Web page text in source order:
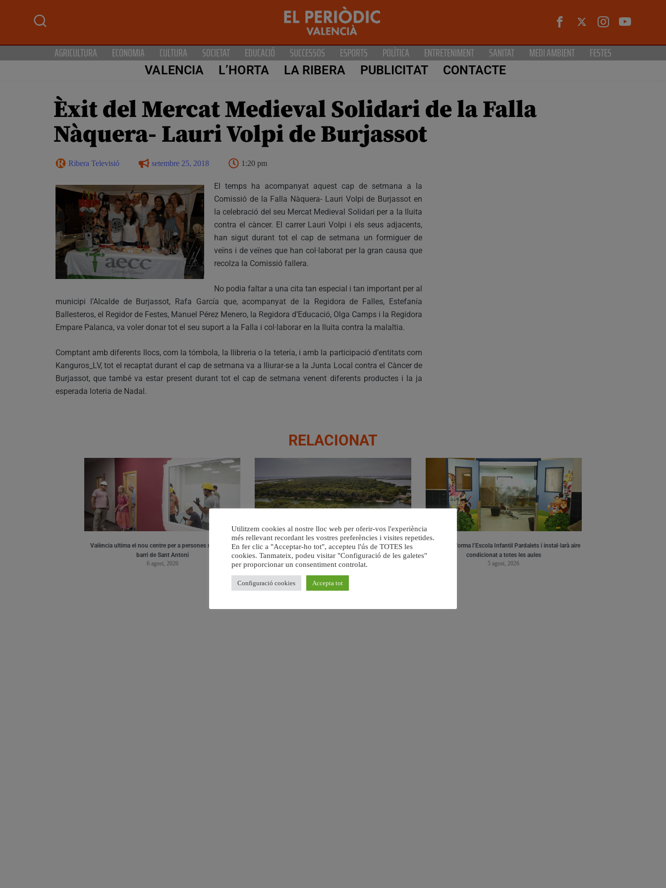
AGRICULTURA ECONOMIA CULTURA SOCIETAT EDUCACIÓ SUCCESSOS ESPORTS POLÍTICA ENTRETENIMENT SANITAT MEDI AMBIENT FESTES
VALENCIA L’HORTA LA RIBERA PUBLICITAT CONTACTE
Èxit del Mercat Medieval Solidari de la Falla
Nàquera- Lauri Volpi de Burjassot
Ribera Televisió setembre 25, 2018 1:20 pm
El temps ha acompanyat aquest cap de setmana a la
Comissió de la Falla Nàquera- Lauri Volpi de Burjassot en
la celebració del seu Mercat Medieval Solidari per a la lluita
contra el càncer. El carrer Lauri Volpi i els seus adjacents,
han sigut durant tot el cap de setmana un formiguer de
veïns i de veïnes que han col·laborat per la gran causa que
recolza la Comissió fallera.
No podia faltar a una cita tan especial i tan important per al
municipi l’Alcalde de Burjassot, Rafa García que, acompanyat de la Regidora de Falles, Estefanía
Ballesteros, el Regidor de Festes, Manuel Pérez Menero, la Regidora d’Educació, Olga Camps i la Regidora
Empare Palanca, va voler donar tot el seu suport a la Falla i col·laborar en la lluita contra la malaltia.
Comptant amb diferents llocs, com la tómbola, la llibreria o la tetería, i amb la participació d’entitats com
Kanguros_LV, tot el recaptat durant el cap de setmana va a lliurar-se a la Junta Local contra el Càncer de
Burjassot, que també va estar present durant tot el cap de setmana venent diferents productes i la ja
esperada loteria de Nadal.
RELACIONAT
València ultima el nou centre per a persones majors del
barri de Sant Antoni
6 agost, 2026
València retira prop de 15.000 litres de residus de la
Devesa durant el mes de juliol
6 agost, 2026
València reforma l’Escola Infantil Pardalets i instal·larà aire
condicionat a totes les aules
5 agost, 2026
Utilitzem cookies al nostre lloc web per oferir-vos l'experiència
més rellevant recordant les vostres preferències i visites repetides.
En fer clic a "Acceptar-ho tot", accepteu l'ús de TOTES les
cookies. Tanmateix, podeu visitar "Configuració de les galetes"
per proporcionar un consentiment controlat.
Configuració cookies Accepta tot